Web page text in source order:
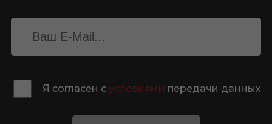
Я согласен с условиями передачи данных